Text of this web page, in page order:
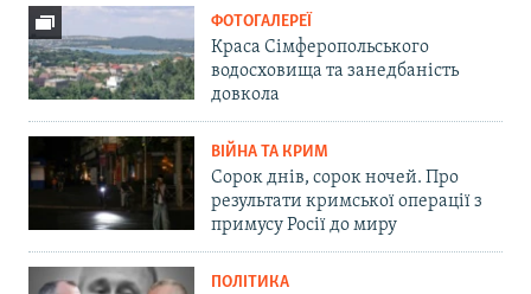
ФОТОГАЛЕРЕЇ
Краса Сімферопольського
водосховища та занедбаність
довкола
ВІЙНА ТА КРИМ
Сорок днів, сорок ночей. Про
результати кримської операції з
примусу Росії до миру
ПОЛІТИКА